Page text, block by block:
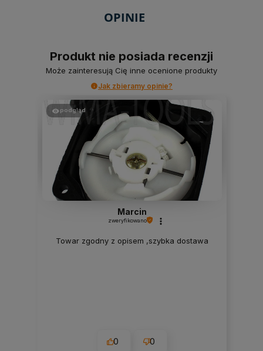
OPINIE
Produkt nie posiada recenzji
Może zainteresują Cię inne ocenione produkty
Jak zbieramy opinie?
podgląd
Marcin
zweryfikowano
Towar zgodny z opisem ,szybka dostawa
0 0